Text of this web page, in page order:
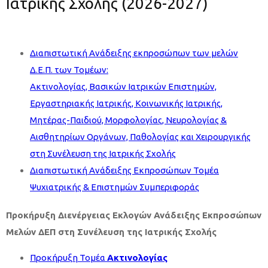
Διαπιστωτική Ανάδειξης εκπροσώπων των μελών
Δ.Ε.Π. των Τομέων:
Ακτινολογίας, Βασικών Ιατρικών Επιστημών,
Εργαστηριακής Ιατρικής, Κοινωνικής Ιατρικής,
Μητέρας-Παιδιού, Μορφολογίας, Νευρολογίας &
Αισθητηρίων Οργάνων, Παθολογίας και Χειρουργικής
στη Συνέλευση της Ιατρικής Σχολής
Διαπιστωτική Ανάδειξης Εκπροσώπων Τομέα
Ψυχιατρικής & Επιστημών Συμπεριφοράς
Προκήρυξη Διενέργειας Εκλογών Ανάδειξης Εκπροσώπων
Μελών ΔΕΠ στη Συνέλευση της Ιατρικής Σχολής
Προκήρυξη ΤομέαΑκτινολογίας